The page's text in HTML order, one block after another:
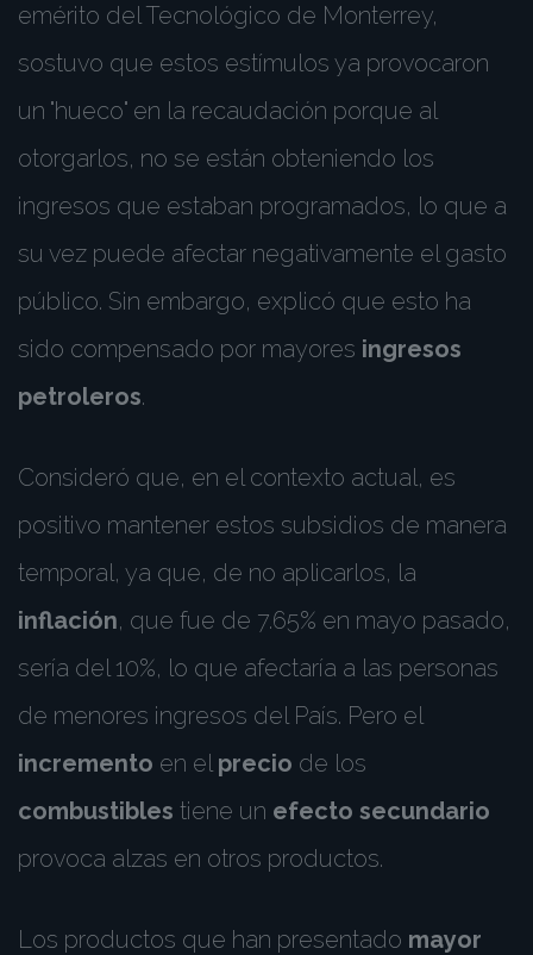
emérito del Tecnológico de Monterrey,
sostuvo que estos estímulos ya provocaron
un "hueco" en la recaudación porque al
otorgarlos, no se están obteniendo los
ingresos que estaban programados, lo que a
su vez puede afectar negativamente el gasto
público. Sin embargo, explicó que esto ha
sido compensado por mayores ingresos
petroleros.
Consideró que, en el contexto actual, es
positivo mantener estos subsidios de manera
temporal, ya que, de no aplicarlos, la
inflación, que fue de 7.65% en mayo pasado,
sería del 10%, lo que afectaría a las personas
de menores ingresos del País. Pero el
incremento en el precio de los
combustibles tiene un efecto secundario
provoca alzas en otros productos.
Los productos que han presentado mayor